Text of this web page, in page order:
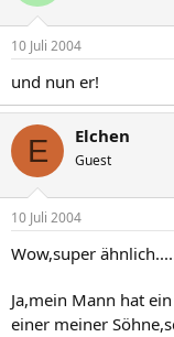
10 Juli 2004
und nun er!
E Elchen
Guest
10 Juli 2004
Wow,super
Ja,mein Mann hat
einer meiner